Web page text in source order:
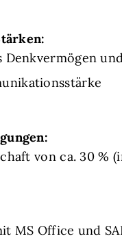
Denkvermögen
von ca. 30 %
MS Office und